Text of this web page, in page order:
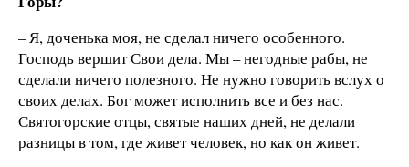
– Я, доченька моя, не сделал ничего особенного.
Господь вершит Свои дела. Мы – негодные рабы, не
сделали ничего полезного. Не нужно говорить вслух о
своих делах. Бог может исполнить все и без нас.
Святогорские отцы, святые наших дней, не делали
разницы в том, где живет человек, но как он живет.